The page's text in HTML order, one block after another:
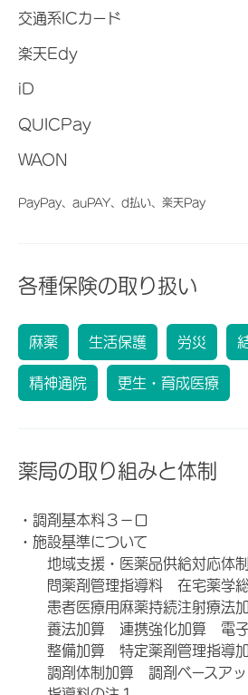
交通系ICカード
楽天Edy
iD
QUICPay
WAON
PayPay、auPAY、d払い、楽天Pay
各種保険の取り扱い
麻薬 生活保護 労災
精神通院 更生・育成医療
薬局の取り組みと体制
・調剤基本料３－ロ
・施設基準について
地域支援・医薬品供給対応体
問薬剤管理指導料 在宅薬学
患者医療用麻薬持続注射療法
養法加算 連携強化加算 電子
整備加算 特定薬剤管理指導
調剤体制加算 調剤ベースア